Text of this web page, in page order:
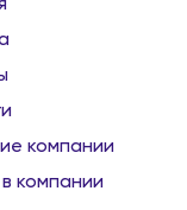
компании
компании